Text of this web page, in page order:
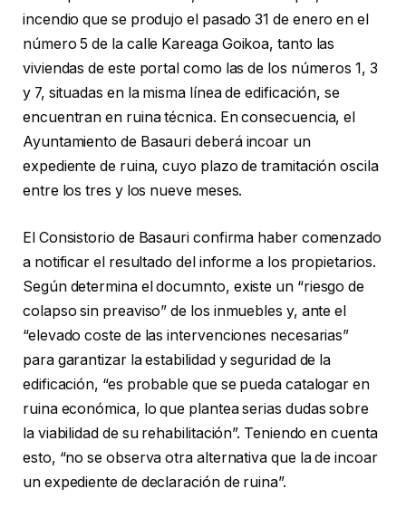
incendio que se produjo el pasado 31 de enero en el
número 5 de la calle Kareaga Goikoa, tanto las
viviendas de este portal como las de los números 1, 3
y 7, situadas en la misma línea de edificación, se
encuentran en ruina técnica. En consecuencia, el
Ayuntamiento de Basauri deberá incoar un
expediente de ruina, cuyo plazo de tramitación oscila
entre los tres y los nueve meses.
El Consistorio de Basauri confirma haber comenzado
a notificar el resultado del informe a los propietarios.
Según determina el documnto, existe un “riesgo de
colapso sin preaviso” de los inmuebles y, ante el
“elevado coste de las intervenciones necesarias”
para garantizar la estabilidad y seguridad de la
edificación, “es probable que se pueda catalogar en
ruina económica, lo que plantea serias dudas sobre
la viabilidad de su rehabilitación”. Teniendo en cuenta
esto, “no se observa otra alternativa que la de incoar
un expediente de declaración de ruina”.